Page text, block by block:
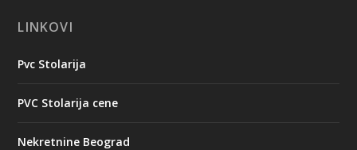
LINKOVI
Pvc Stolarija
PVC Stolarija cene
Nekretnine Beograd